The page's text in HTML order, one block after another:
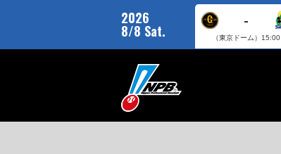
2026
8/8 Sat.
-
（東京ドーム） 15:00